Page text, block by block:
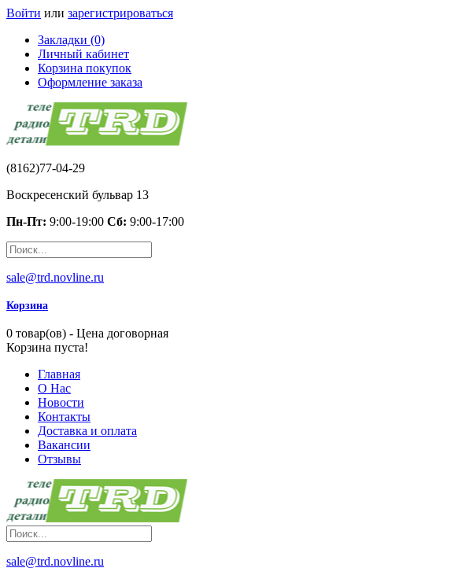
Войти или зарегистрироваться
Закладки (0)
Личный кабинет
Корзина покупок
Оформление заказа
(8162)77-04-29
Воскресенский бульвар 13
Пн-Пт: 9:00-19:00 Сб: 9:00-17:00
sale@trd.novline.ru
Корзина
0 товар(ов) - Цена договорная
Корзина пуста!
Главная
О Нас
Новости
Контакты
Доставка и оплата
Вакансии
Отзывы
sale@trd.novline.ru